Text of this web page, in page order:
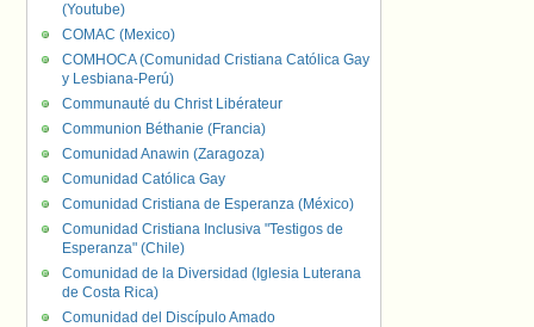
(Youtube)
COMAC (Mexico)
COMHOCA (Comunidad Cristiana Católica Gay
y Lesbiana-Perú)
Communauté du Christ Libérateur
Communion Béthanie (Francia)
Comunidad Anawin (Zaragoza)
Comunidad Católica Gay
Comunidad Cristiana de Esperanza (México)
Comunidad Cristiana Inclusiva "Testigos de
Esperanza" (Chile)
Comunidad de la Diversidad (Iglesia Luterana
de Costa Rica)
Comunidad del Discípulo Amado